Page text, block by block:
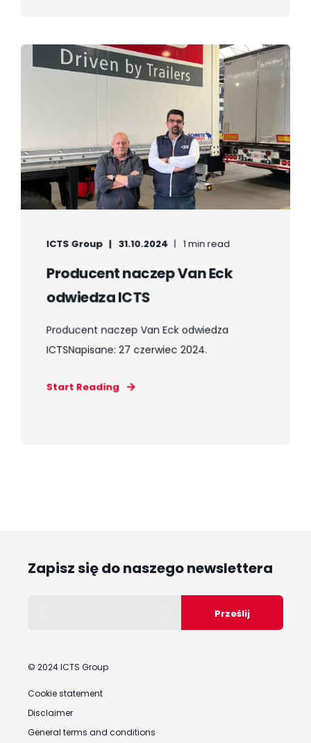
ICTS Group 31.10.2024 1 min read
Producent naczep Van Eck
odwiedza ICTS
Producent naczep Van Eck odwiedza
ICTSNapisane: 27 czerwiec 2024.
Start Reading
Zapisz się do naszego newslettera
© 2024 ICTS Group
Cookie statement
Disclaimer
General terms and conditions